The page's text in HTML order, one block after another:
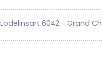
Lodelinsart 6042 - Grand